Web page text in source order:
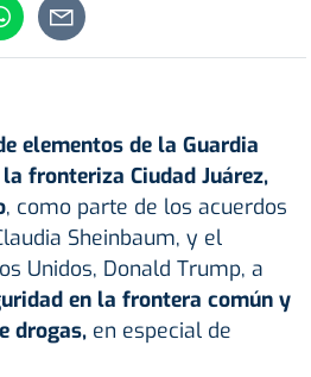
elementos de la Guardia
fronteriza Ciudad Juárez,
, como parte de los acuerdos
Sheinbaum, y el
Unidos, Donald Trump, a
en la frontera común y
drogas, en especial de